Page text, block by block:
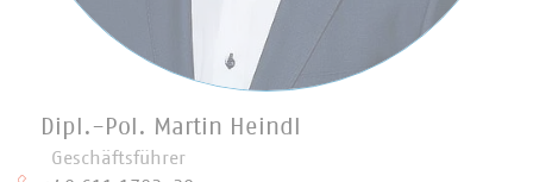
Dipl.-Pol. Martin Heindl
Geschäftsführer